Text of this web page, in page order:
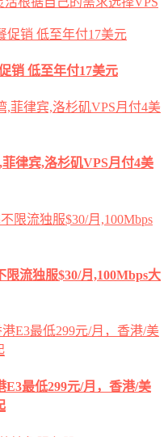
销 低至年付17美元
律宾,洛杉矶VPS月付4美
流独服$30/月,100Mbps大
E3最低299元/月，香港/美